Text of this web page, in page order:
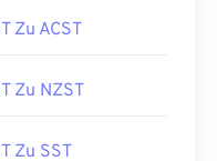
Zu ACST
Zu NZST
Zu SST